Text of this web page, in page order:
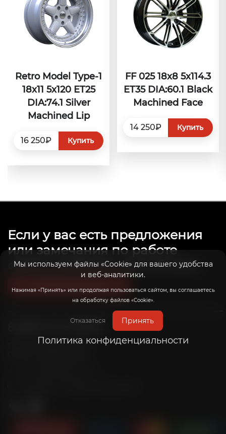
Retro Model Type-1
18x11 5x120 ET25
DIA:74.1 Silver
Machined Lip
16 250₽ Купить
FF 025 18x8 5x114.3
ET35 DIA:60.1 Black
Machined Face
14 250₽ Купить
Мы используем файлы «Cookie» для вашего удобства
и веб-аналитики.
Нажимая «Принять» или продолжая пользоваться сайтом, вы соглашаетесь
на обработку файлов «Cookie».
Отказаться Принять
Политика конфиденциальности
Если у вас есть предложения
или замечания по работе
сайта, сообщите нам об этом.
Связаться с нами
8 (800) 201-39-98
Пн-Пт: с 10:00 до 20:00